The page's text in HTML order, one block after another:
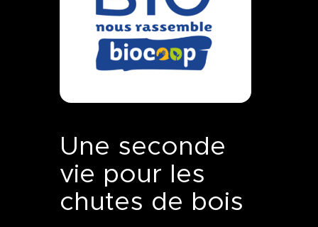
Une seconde
vie pour les
chutes de bois